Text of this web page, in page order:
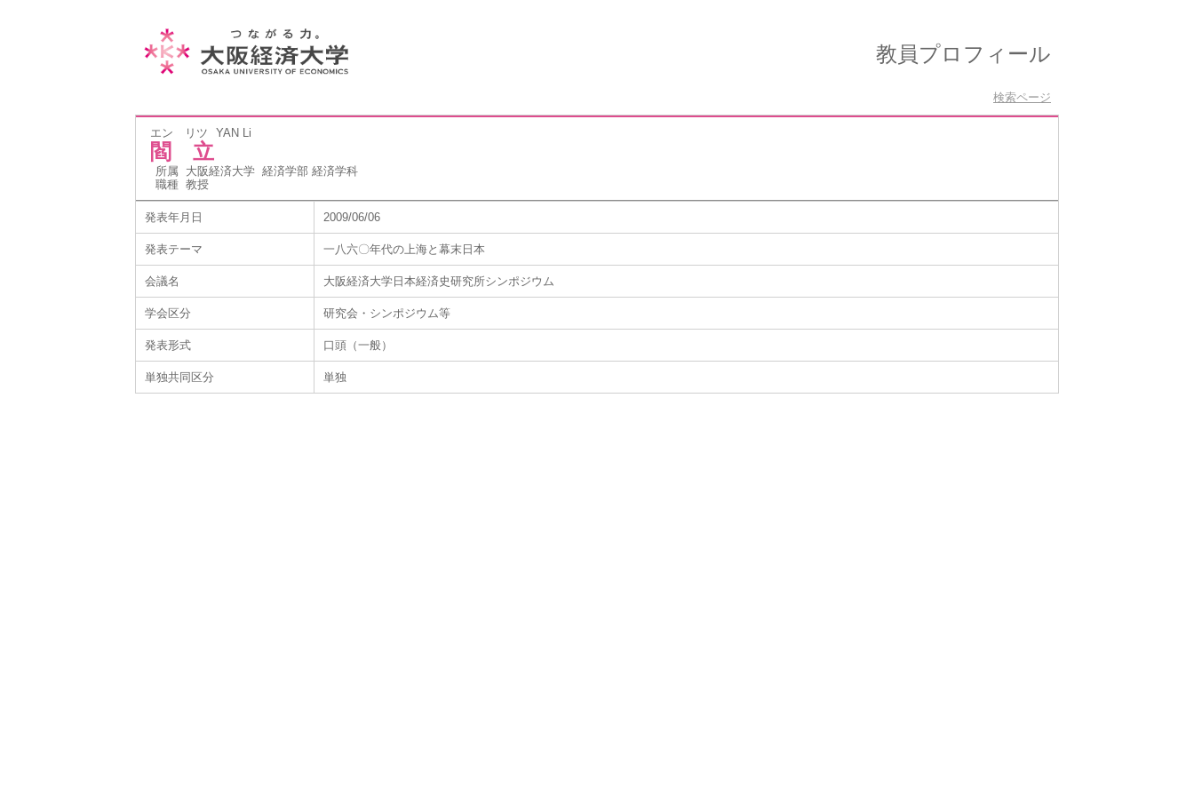
教員プロフィール
検索ページ
エン リツ YAN Li
閻 立
所属 大阪経済大学 経済学部 経済学科
職種 教授
発表年月日 2009/06/06
発表テーマ 一八六〇年代の上海と幕末日本
会議名 大阪経済大学日本経済史研究所シンポジウム
学会区分 研究会・シンポジウム等
発表形式 口頭（一般）
単独共同区分 単独